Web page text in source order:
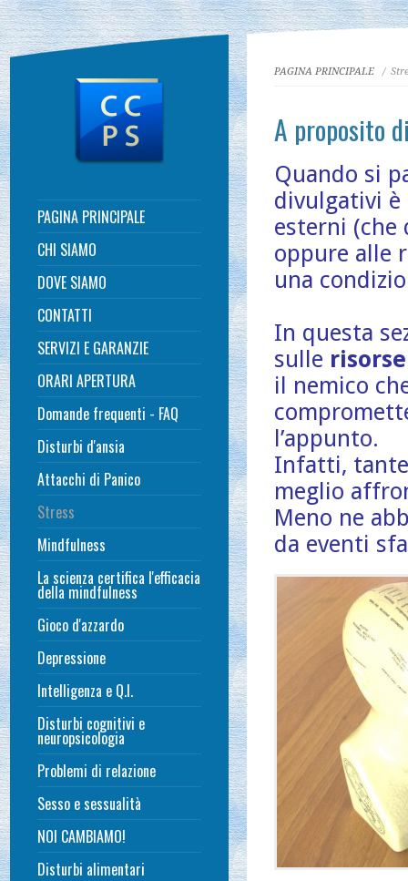
PAGINA PRINCIPALE
CHI SIAMO
DOVE SIAMO
CONTATTI
SERVIZI E GARANZIE
ORARI APERTURA
Domande frequenti - FAQ
Disturbi d'ansia
Attacchi di Panico
Stress
Mindfulness
La scienza certifica l'efficacia
della mindfulness
Gioco d'azzardo
Depressione
Intelligenza e Q.I.
Disturbi cognitivi e
neuropsicologia
Problemi di relazione
Sesso e sessualità
NOI CAMBIAMO!
Disturbi alimentari
PAGINA PRINCIPALE /
A proposito
Quando si
divulgativi
esterni (che
oppure alle
una
In questa
sulle risorse
il nemico
l’appunto.
Infatti, tante
meglio
Meno ne
da eventi